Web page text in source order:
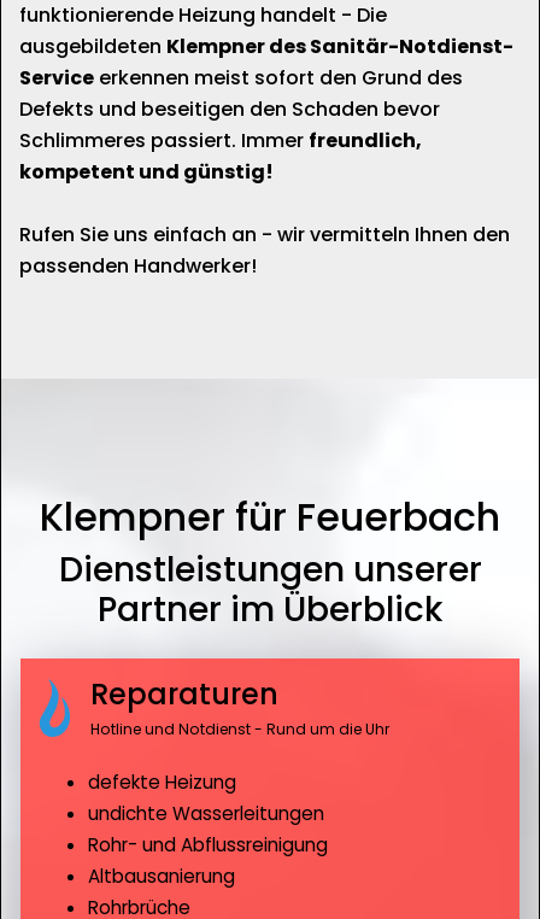
funktionierende Heizung handelt - Die
ausgebildeten Klempner des Sanitär-Notdienst-
Service erkennen meist sofort den Grund des
Defekts und beseitigen den Schaden bevor
Schlimmeres passiert. Immer freundlich,
kompetent und günstig!
Rufen Sie uns einfach an - wir vermitteln Ihnen den
passenden Handwerker!
Klempner für Feuerbach
Dienstleistungen unserer
Partner im Überblick
Reparaturen
Hotline und Notdienst - Rund um die Uhr
defekte Heizung
undichte Wasserleitungen
Rohr- und Abflussreinigung
Altbausanierung
Rohrbrüche